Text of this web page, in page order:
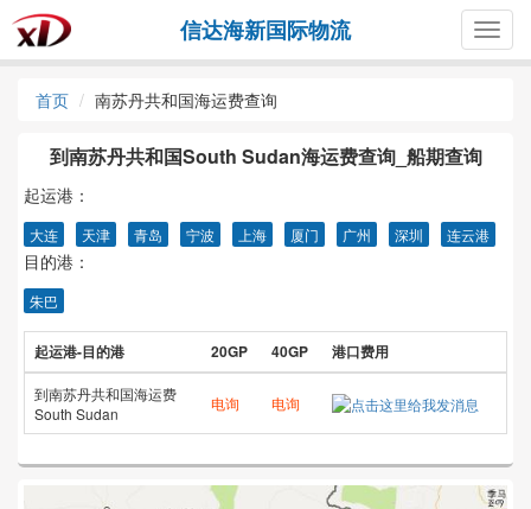
信达海新国际物流
首页 南苏丹共和国海运费查询
到南苏丹共和国South Sudan海运费查询_船期查询
起运港：
大连 天津 青岛 宁波 上海 厦门 广州 深圳 连云港
目的港：
朱巴
起运港-目的港 20GP 40GP 港口费用
到南苏丹共和国海运费
South Sudan
电询 电询